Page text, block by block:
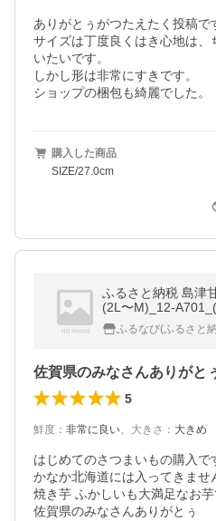
ありがとぅがつたえたく投稿で
サイズは丁度良くはき心地は、
いたいです。
しかし形は非常にすきです。
ショップの梱包も綺麗でした。
購入した商品
SIZE/27.0cm
ふるさと納税 島津
(2L〜M)_12-
か 10kg サツマイモ
まいも 熟成 芋.. 宮
ふるなび(ふるさと
佐賀県のみなさんありがと
5
鮮度 ： 非常に良い、 大きさ ： 大きめ
はじめてのさつまいもの購入
かなか北海道には入ってきませ
焼き芋 ふかしいも大満足なお芋
佐賀県のみなさんありがとぅ